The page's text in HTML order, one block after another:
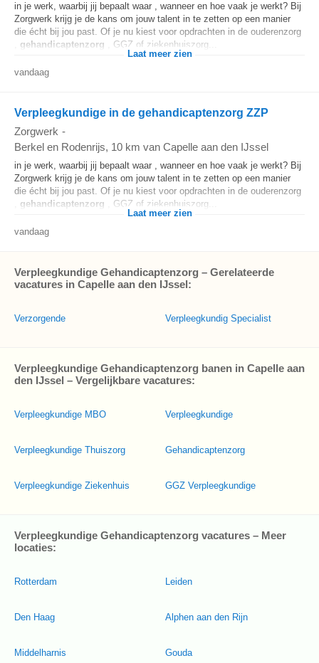
in je werk, waarbij jij bepaalt waar , wanneer en hoe vaak je werkt? Bij
Zorgwerk krijg je de kans om jouw talent in te zetten op een manier
die écht bij jou past. Of je nu kiest voor opdrachten in de ouderenzorg
gehandicaptenzorg , GGZ of ziekenhuiszorg...
Laat meer zien
vandaag
Verpleegkundige in de gehandicaptenzorg ZZP
Zorgwerk -
Berkel en Rodenrijs, 10 km van Capelle aan den IJssel
in je werk, waarbij jij bepaalt waar , wanneer en hoe vaak je werkt? Bij
Zorgwerk krijg je de kans om jouw talent in te zetten op een manier
die écht bij jou past. Of je nu kiest voor opdrachten in de ouderenzorg
gehandicaptenzorg , GGZ of ziekenhuiszorg...
Laat meer zien
vandaag
Verpleegkundige Gehandicaptenzorg – Gerelateerde
vacatures in Capelle aan den IJssel:
Verzorgende Verpleegkundig Specialist
Verpleegkundige Gehandicaptenzorg banen in Capelle aan
den IJssel – Vergelijkbare vacatures:
Verpleegkundige MBO
Verpleegkundige Thuiszorg
Verpleegkundige Ziekenhuis
Verpleegkundige
Gehandicaptenzorg
GGZ Verpleegkundige
Verpleegkundige Gehandicaptenzorg vacatures – Meer
locaties:
Rotterdam
Den Haag
Middelharnis
Leiden
Alphen aan den Rijn
Gouda